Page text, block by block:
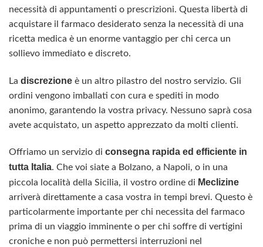
necessità di appuntamenti o prescrizioni. Questa libertà di
acquistare il farmaco desiderato senza la necessità di una
ricetta medica è un enorme vantaggio per chi cerca un
sollievo immediato e discreto.
La discrezione è un altro pilastro del nostro servizio. Gli
ordini vengono imballati con cura e spediti in modo
anonimo, garantendo la vostra privacy. Nessuno saprà cosa
avete acquistato, un aspetto apprezzato da molti clienti.
Offriamo un servizio di consegna rapida ed efficiente in
tutta Italia. Che voi siate a Bolzano, a Napoli, o in una
piccola località della Sicilia, il vostro ordine di Meclizine
arriverà direttamente a casa vostra in tempi brevi. Questo è
particolarmente importante per chi necessita del farmaco
prima di un viaggio imminente o per chi soffre di vertigini
croniche e non può permettersi interruzioni nel